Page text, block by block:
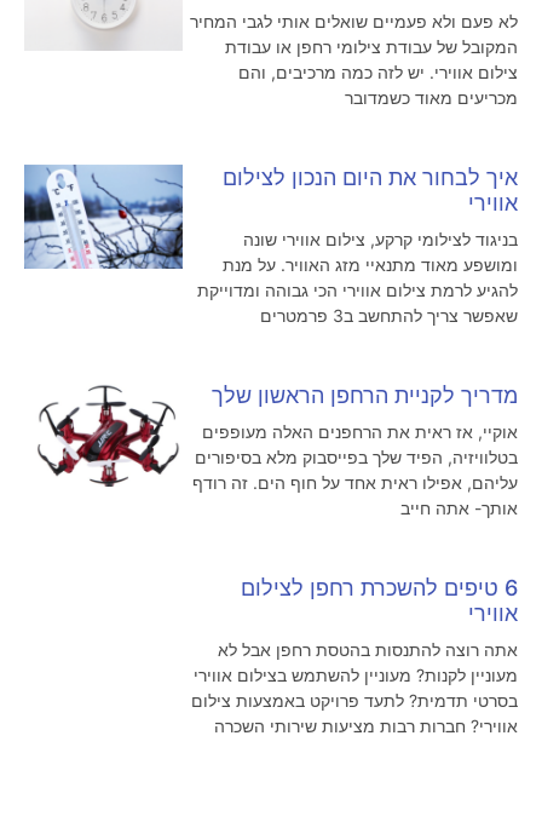
לא פעם ולא פעמיים שואלים אותי לגבי המחיר
המקובל של עבודת צילומי רחפן או עבודת
צילום אווירי. יש לזה כמה מרכיבים, והם
מכריעים מאוד כשמדובר
איך לבחור את היום הנכון לצילום
אווירי
בניגוד לצילומי קרקע, צילום אווירי שונה
ומושפע מאוד מתנאיי מזג האוויר. על מנת
להגיע לרמת צילום אווירי הכי גבוהה ומדוייקת
שאפשר צריך להתחשב ב3 פרמטרים
מדריך לקניית הרחפן הראשון שלך
אוקיי, אז ראית את הרחפנים האלה מעופפים
בטלוויזיה, הפיד שלך בפייסבוק מלא בסיפורים
עליהם, אפילו ראית אחד על חוף הים. זה רודף
אותך- אתה חייב
6 טיפים להשכרת רחפן לצילום
אווירי
אתה רוצה להתנסות בהטסת רחפן אבל לא
מעוניין לקנות? מעוניין להשתמש בצילום אווירי
בסרטי תדמית? לתעד פרויקט באמצעות צילום
אווירי? חברות רבות מציעות שירותי השכרה